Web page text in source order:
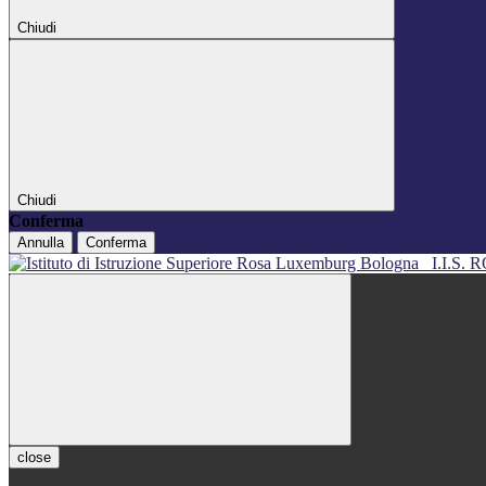
Chiudi
Chiudi
Conferma
Annulla Conferma
I.I.S.
close